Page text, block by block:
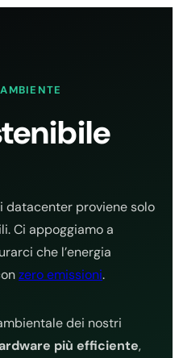
datacenter proviene solo
Ci appoggiamo a
che l’energia
zero emissioni.
dei nostri
più efficiente,